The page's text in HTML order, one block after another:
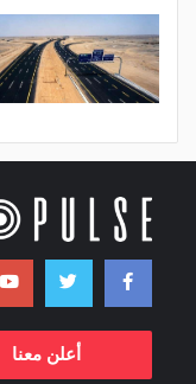
أعلن معنا